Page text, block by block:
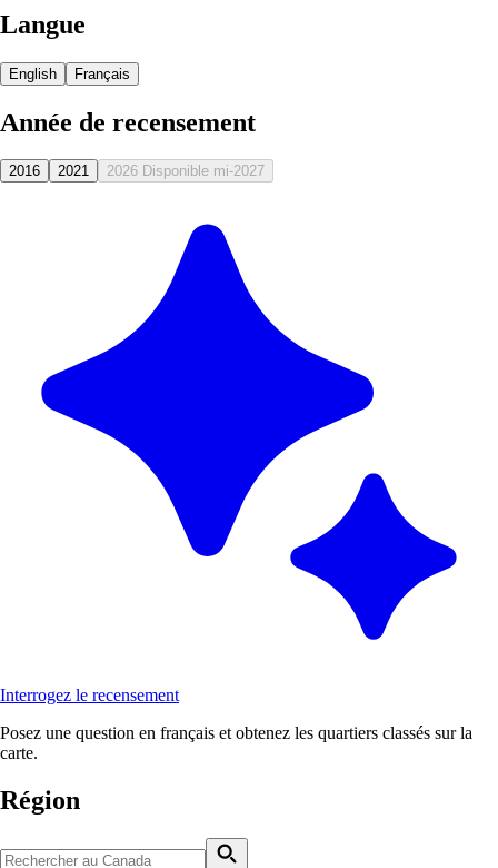
Langue
English Français
Année de recensement
2016 2021 2026 Disponible mi-2027
Interrogez le recensement
Posez une question en français et obtenez les quartiers classés sur la
carte.
Région